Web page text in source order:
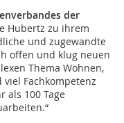
der
Hubertz zu ihrem
und zugewandte
offen und klug neuen
Thema Wohnen,
Fachkompetenz
als 100 Tage